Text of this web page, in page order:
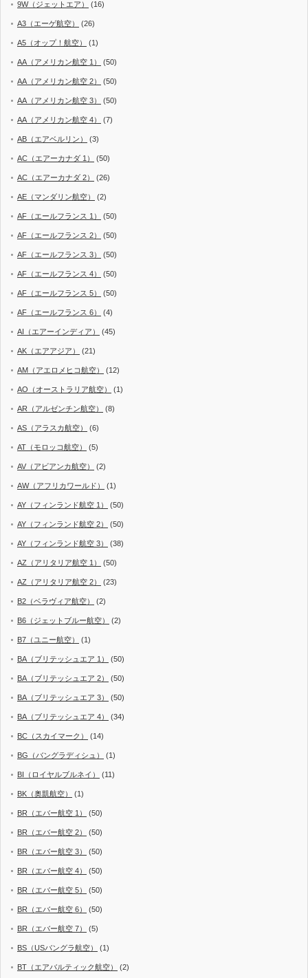
9W（ジェットエア） (16)
A3（エーゲ航空） (26)
A5（オップ！航空） (1)
AA（アメリカン航空 1） (50)
AA（アメリカン航空 2） (50)
AA（アメリカン航空 3） (50)
AA（アメリカン航空 4） (7)
AB（エアベルリン） (3)
AC（エアーカナダ 1） (50)
AC（エアーカナダ 2） (26)
AE（マンダリン航空） (2)
AF（エールフランス 1） (50)
AF（エールフランス 2） (50)
AF（エールフランス 3） (50)
AF（エールフランス 4） (50)
AF（エールフランス 5） (50)
AF（エールフランス 6） (4)
AI（エアーインディア） (45)
AK（エアアジア） (21)
AM（アエロメヒコ航空） (12)
AO（オーストラリア航空） (1)
AR（アルゼンチン航空） (8)
AS（アラスカ航空） (6)
AT（モロッコ航空） (5)
AV（アビアンカ航空） (2)
AW（アフリカワールド） (1)
AY（フィンランド航空 1） (50)
AY（フィンランド航空 2） (50)
AY（フィンランド航空 3） (38)
AZ（アリタリア航空 1） (50)
AZ（アリタリア航空 2） (23)
B2（ベラヴィア航空） (2)
B6（ジェットブルー航空） (2)
B7（ユニー航空） (1)
BA（ブリテッシュエア 1） (50)
BA（ブリテッシュエア 2） (50)
BA（ブリテッシュエア 3） (50)
BA（ブリテッシュエア 4） (34)
BC（スカイマーク） (14)
BG（バングラディシュ） (1)
BI（ロイヤルブルネイ） (11)
BK（奥凱航空） (1)
BR（エバー航空 1） (50)
BR（エバー航空 2） (50)
BR（エバー航空 3） (50)
BR（エバー航空 4） (50)
BR（エバー航空 5） (50)
BR（エバー航空 6） (50)
BR（エバー航空 7） (5)
BS（USバングラ航空） (1)
BT（エアバルティック航空） (2)